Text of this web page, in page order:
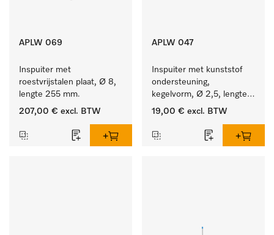
APLW 069
Inspuiter met
roestvrijstalen plaat, Ø 8,
lengte 255 mm.
207,00 € excl. BTW
APLW 047
Inspuiter met kunststof
ondersteuning,
kegelvorm, Ø 2,5, lengte
50 mm.
19,00 € excl. BTW